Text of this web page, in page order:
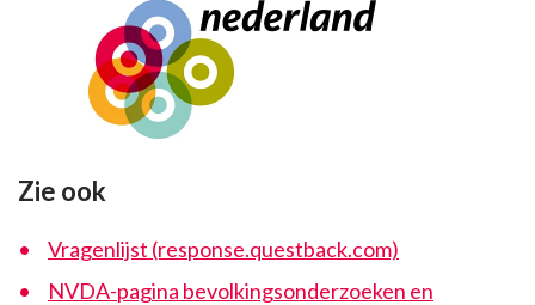
Zie ook
Vragenlijst (response.questback.com)
NVDA-pagina bevolkingsonderzoeken en